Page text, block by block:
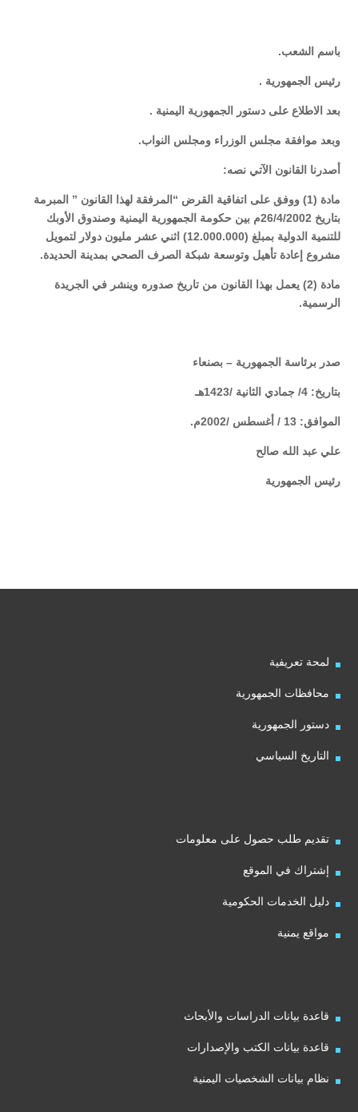
باسم الشعب.
رئيس الجمهورية .
بعد الاطلاع على دستور الجمهورية اليمنية .
وبعد موافقة مجلس الوزراء ومجلس النواب.
أصدرنا القانون الآتي نصه:
مادة (1) ووفق على اتفاقية القرض “المرفقة لهذا القانون ” المبرمة
بتاريخ 26/4/2002م بين حكومة الجمهورية اليمنية وصندوق الأوبك
للتنمية الدولية بمبلغ (12.000.000) اثني عشر مليون دولار لتمويل
مشروع إعادة تأهيل وتوسعة شبكة الصرف الصحي بمدينة الحديدة.
مادة (2) يعمل بهذا القانون من تاريخ صدوره وينشر في الجريدة
الرسمية.
صدر برئاسة الجمهورية – بصنعاء
بتاريخ: 4/ جمادي الثانية /1423هـ
الموافق: 13 / أغسطس /2002م.
علي عبد الله صالح
رئيس الجمهورية
لمحة تعريفية
محافظات الجمهورية
دستور الجمهورية
التاريخ السياسي
تقديم طلب حصول على معلومات
إشتراك في الموقع
دليل الخدمات الحكومية
مواقع يمنية
قاعدة بيانات الدراسات والأبحاث
قاعدة بيانات الكتب والإصدارات
نظام بيانات الشخصيات اليمنية